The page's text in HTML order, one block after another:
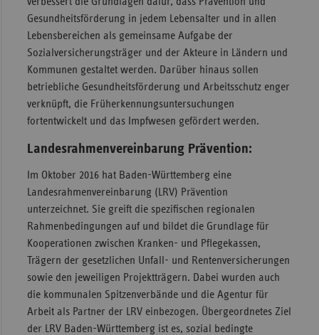
Gesundheitsförderung in jedem Lebensalter und in allen
Lebensbereichen als gemeinsame Aufgabe der
Sozialversicherungsträger und der Akteure in Ländern und
Kommunen gestaltet werden. Darüber hinaus sollen
betriebliche Gesundheitsförderung und Arbeitsschutz enger
verknüpft, die Früherkennungsuntersuchungen
fortentwickelt und das Impfwesen gefördert werden.
Landesrahmenvereinbarung Prävention:
Im Oktober 2016 hat Baden-Württemberg eine
Landesrahmenvereinbarung (LRV) Prävention
unterzeichnet. Sie greift die spezifischen regionalen
Rahmenbedingungen auf und bildet die Grundlage für
Kooperationen zwischen Kranken- und Pflegekassen,
Trägern der gesetzlichen Unfall- und Rentenversicherungen
sowie den jeweiligen Projektträgern. Dabei wurden auch
die kommunalen Spitzenverbände und die Agentur für
Arbeit als Partner der LRV einbezogen. Übergeordnetes Ziel
der LRV Baden-Württemberg ist es, sozial bedingte